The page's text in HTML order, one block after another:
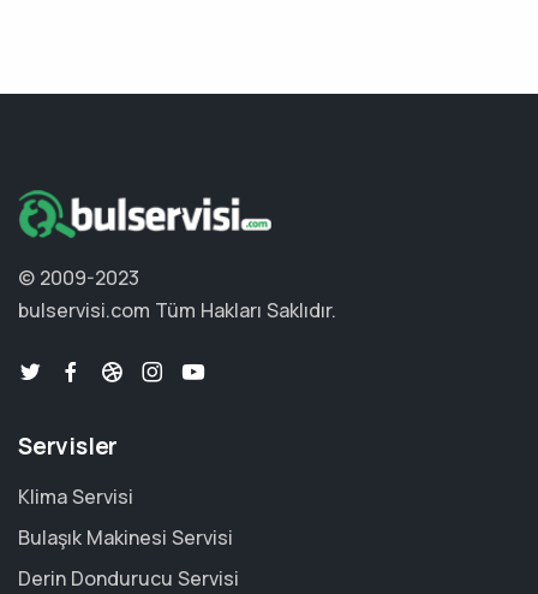
© 2009-2023
bulservisi.com Tüm Hakları Saklıdır.
Servisler
Klima Servisi
Bulaşık Makinesi Servisi
Derin Dondurucu Servisi